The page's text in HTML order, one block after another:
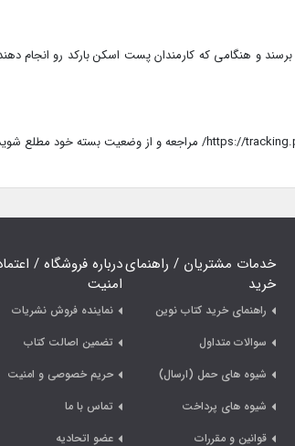
و هنگامی که کارمندان پست اسکن بارکد رو انجام
خدمات مشتریان / راهنمای
خرید
راهنمای خرید کتاب نوین
سوالات متداول
شیوه های حمل (ارسال)
شیوه های پرداخت
قوانین و مقررات
درباره فروشگاه /
امنیت
نماینده فروش نشریات
تضمین اصالت کتاب
حریم خصوصی و امنیت
تماس با ما
عضو اتحادیه